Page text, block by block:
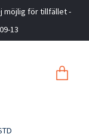
möjlig för tillfället -
13